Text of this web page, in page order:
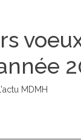
L'actu MDMH